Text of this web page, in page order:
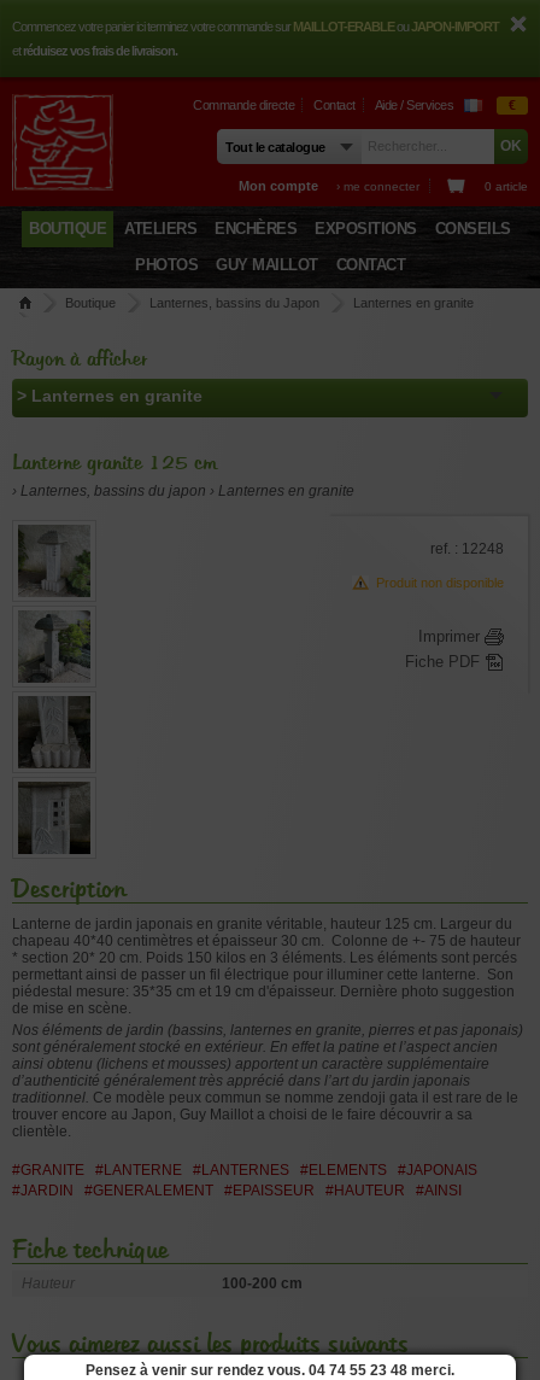
Commencez votre panier ici terminez votre commande surMAILLOT-ERABLEouJAPON-IMPORT
etréduisez vos frais de livraison.
Commande directe Contact Aide / Services €
Mon compte › me connecter 0 article
BOUTIQUE ATELIERS ENCHÈRES EXPOSITIONS
CONSEILS
PHOTOS
GUY MAILLOT CONTACT
Boutique Lanternes, bassins du Japon
Lanternes en granite
Rayon à afficher
Lanterne granite 125 cm
› Lanternes, bassins du japon › Lanternes en granite
ref. : 12248
Produit non disponible
Imprimer
Fiche PDF
Description
Lanterne de jardin japonais en granite véritable, hauteur 125 cm. Largeur du
chapeau 40*40 centimètres et épaisseur 30 cm. Colonne de +- 75 de hauteur
* section 20* 20 cm. Poids 150 kilos en 3 éléments. Les éléments sont percés
permettant ainsi de passer un fil électrique pour illuminer cette lanterne. Son
piédestal mesure: 35*35 cm et 19 cm d'épaisseur. Dernière photo suggestion
de mise en scène.
Nos éléments de jardin (bassins, lanternes en granite, pierres et pas japonais)
sont généralement stocké en extérieur. En effet la patine et l’aspect ancien
ainsi obtenu (lichens et mousses) apportent un caractère supplémentaire
d’authenticité généralement très apprécié dans l’art du jardin japonais
traditionnel. Ce modèle peux commun se nomme zendoji gata il est rare de le
trouver encore au Japon, Guy Maillot a choisi de le faire découvrir a sa
clientèle.
#GRANITE #LANTERNE #LANTERNES #ELEMENTS
#JAPONAIS
#JARDIN
#GENERALEMENT #EPAISSEUR #HAUTEUR #AINSI
Fiche technique
Hauteur 100-200 cm
Vous aimerez aussi les produits suivants
Pensez à venir sur rendez vous. 04 74 55 23 48 merci.